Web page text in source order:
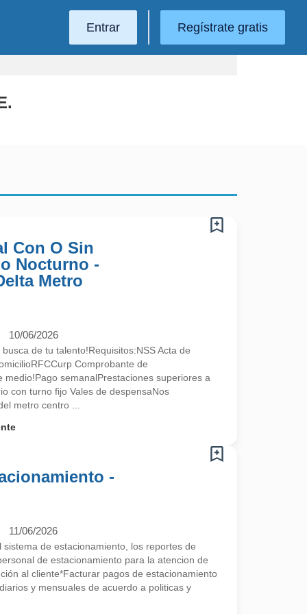
Entrar Regístrate gratis
Con O Sin
Nocturno -
Metro
10/06/2026
de tu talento!Requisitos:NSS Acta de
Comprobante de
medio!Pago semanalPrestaciones superiores a
con turno fijo Vales de despensaNos
metro centro ...
-
11/06/2026
de estacionamiento, los reportes de
de estacionamiento para la atencion de
al cliente*Facturar pagos de estacionamiento
y mensuales de acuerdo a politicas y